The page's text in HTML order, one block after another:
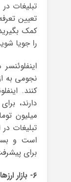
تبلیغات
تعیین
کمک
را جویا
نجومی به
کنند.
میلیون
تبلیغات
است و
برای
۶- بازار ارزهای دیجیتال